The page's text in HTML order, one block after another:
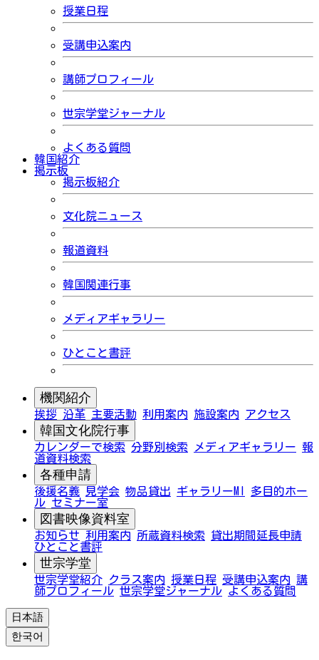
授業日程
受講申込案内
講師プロフィール
世宗学堂ジャーナル
よくある質問
韓国紹介
掲示板
掲示板紹介
文化院ニュース
報道資料
韓国関連行事
メディアギャラリー
ひとこと書評
機関紹介
挨拶 沿革 主要活動 利用案内 施設案内 アクセス
韓国文化院行事
カレンダーで検索 分野別検索 メディアギャラリー 報
道資料検索
各種申請
後援名義 見学会 物品貸出 ギャラリーMI
多目的ホー
ル セミナー室
図書映像資料室
お知らせ 利用案内 所蔵資料検索
貸出期間延長申請
ひとこと書評
世宗学堂
世宗学堂紹介 クラス案内 授業日程 受講申込案内 講
師プロフィール 世宗学堂ジャーナル よくある質問
日本語
한국어